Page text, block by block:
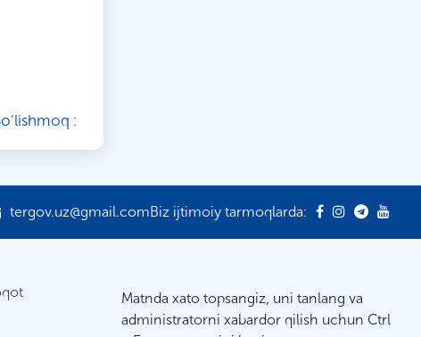
:
tergov.uz@gmail.comBiz ijtimoiy tarmoqlarda:
Matnda xato topsangiz, uni tanlang va
administratorni xabardor qilish uchun Ctrl